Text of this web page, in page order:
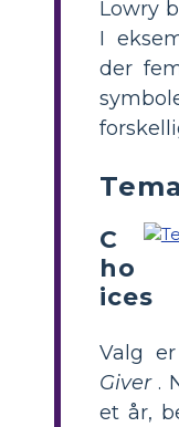
Lowry
I
der
C
ho
ices
Valg
Giver.
et år,